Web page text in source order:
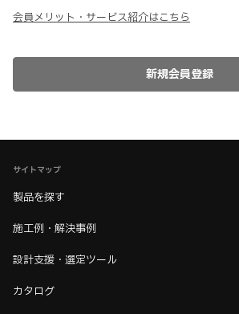
会員メリット・サービス紹介はこちら
サイトマップ
製品を探す
施工例・解決事例
設計支援・選定ツール
カタログ